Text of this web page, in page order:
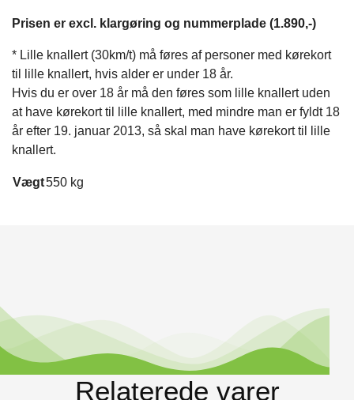
Prisen er excl. klargøring og nummerplade (1.890,-)
* Lille knallert (30km/t) må føres af personer med kørekort
til lille knallert, hvis alder er under 18 år.
Hvis du er over 18 år må den føres som lille knallert uden
at have kørekort til lille knallert, med mindre man er fyldt 18
år efter 19. januar 2013, så skal man have kørekort til lille
knallert.
Vægt550 kg
Relaterede varer